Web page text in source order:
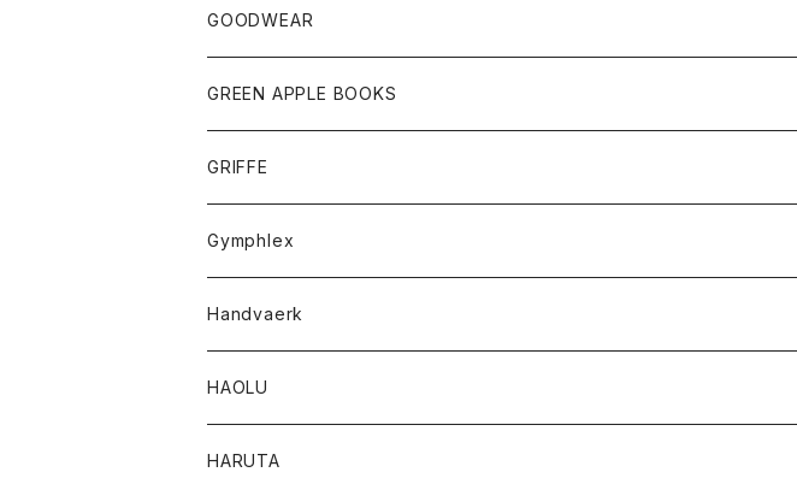
チーフ
シャツ
タンクトップ
ボトム
ショートパンツ
スカート
レディース
スカート
Tシャツ
Tシャツ
グッズ
手袋
GOODWEAR
トップス
Tシャツ
GREEN APPLE BOOKS
GRIFFE
Gymphlex
アウター
カーディガン
コート
トップス
シャツ
レディース
Handvaerk
トップス
Tシャツ
HAOLU
HARUTA